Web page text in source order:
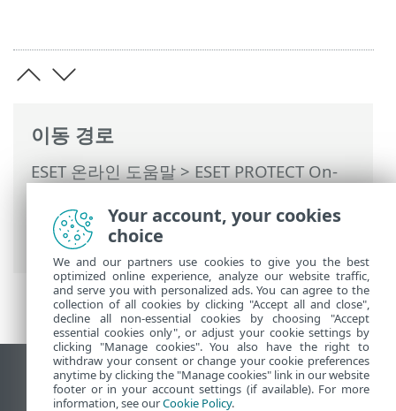
이동 경로
ESET 온라인 도움말>ESET PROTECT On-
ESET PROTECT On-Prem 기본 메뉴>작업
> 작업 개요
데스크톱 사이트 보기
End of Life
Your account, your cookies
choice
We and our partners use cookies to give you the best
optimized online experience, analyze our website traffic,
and serve you with personalized ads. You can agree to the
collection of all cookies by clicking "Accept all and close",
decline all non-essential cookies by choosing "Accept
essential cookies only", or adjust your cookie settings by
clicking "Manage cookies". You also have the right to
withdraw your consent or change your cookie preferences
anytime by clicking the "Manage cookies" link in our website
footer or in your account settings (if available). For more
information, see ourCookie Policy.